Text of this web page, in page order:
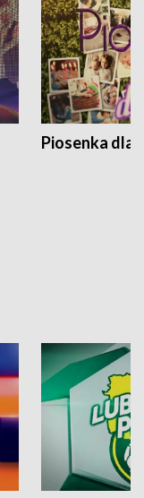
Piosenka dla